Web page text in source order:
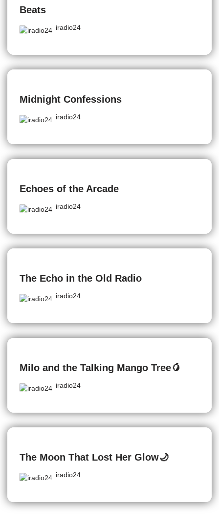
Beats
iradio24
Midnight Confessions
iradio24
Echoes of the Arcade
iradio24
The Echo in the Old Radio
iradio24
Milo and the Talking Mango Tree🥭
iradio24
The Moon That Lost Her Glow🌙
iradio24